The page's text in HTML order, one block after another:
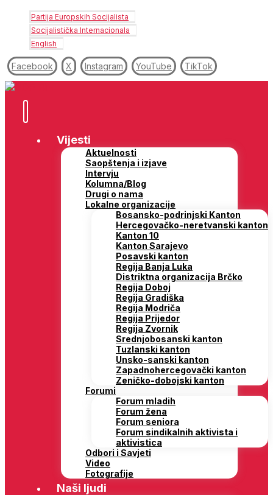
Partija Europskih Socijalista
Socijalistička Internacionala
English
Facebook X Instagram YouTube TikTok
Vijesti
Aktuelnosti
Saopštenja i izjave
Intervju
Kolumna/Blog
Drugi o nama
Lokalne organizacije
Bosansko-podrinjski Kanton
Hercegovačko-neretvanski kanton
Kanton 10
Kanton Sarajevo
Posavski kanton
Regija Banja Luka
Distriktna organizacija Brčko
Regija Doboj
Regija Gradiška
Regija Modriča
Regija Prijedor
Regija Zvornik
Srednjobosanski kanton
Tuzlanski kanton
Unsko-sanski kanton
Zapadnohercegovački kanton
Zeničko-dobojski kanton
Forumi
Forum mladih
Forum žena
Forum seniora
Forum sindikalnih aktivista i
aktivistica
Odbori i Savjeti
Video
Fotografije
Naši ljudi